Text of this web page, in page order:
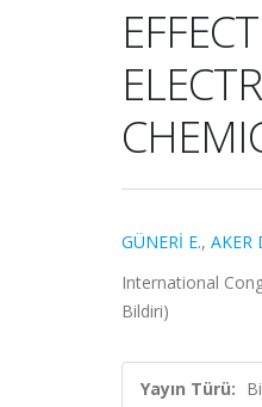
GÜNERİ E., AKER
International
Bildiri)
Yayın Türü: